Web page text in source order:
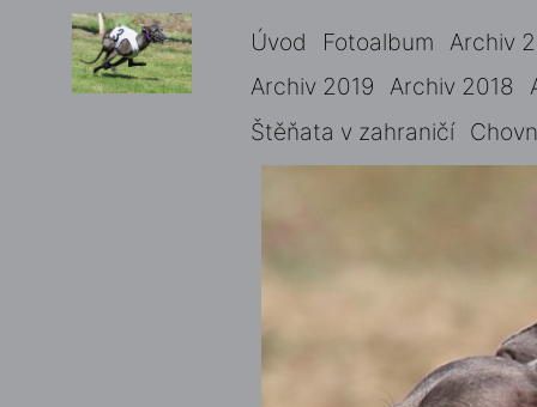
Úvod Fotoalbum
Archiv
Archiv 2019 Archiv 2018
Štěňata v zahraničí